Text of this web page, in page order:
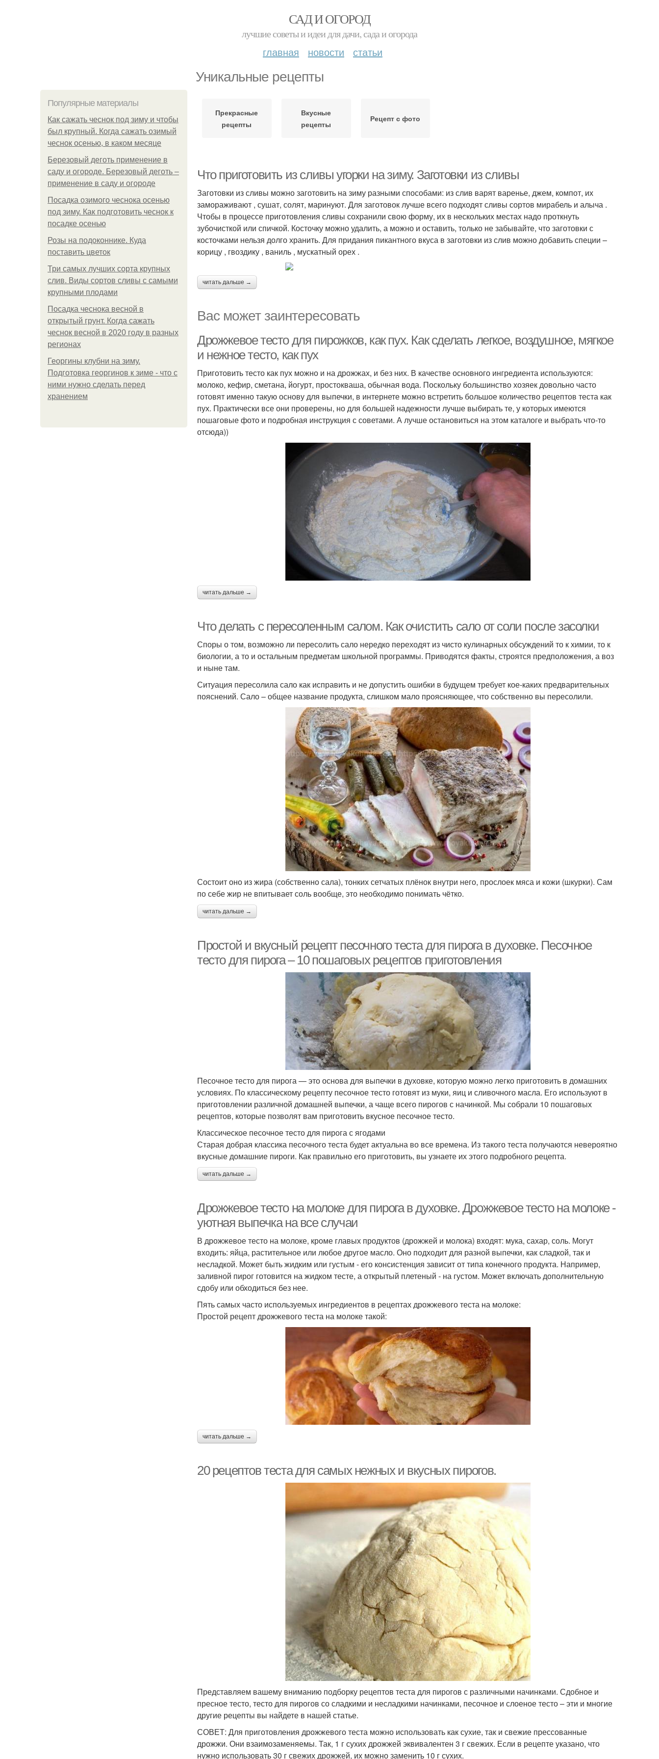
САД И ОГОРОД
лучшие советы и идеи для дачи, сада и огорода
главная новости статьи
Уникальные рецепты
Популярные материалы
Как сажать чеснок под зиму и чтобы
был крупный. Когда сажать озимый
чеснок осенью, в каком месяце
Березовый деготь применение в
саду и огороде. Березовый деготь –
применение в саду и огороде
Посадка озимого чеснока осенью
под зиму. Как подготовить чеснок к
посадке осенью
Розы на подоконнике. Куда
поставить цветок
Три самых лучших сорта крупных
слив. Виды сортов сливы с самыми
крупными плодами
Посадка чеснока весной в
открытый грунт. Когда сажать
чеснок весной в 2020 году в разных
регионах
Георгины клубни на зиму.
Подготовка георгинов к зиме - что с
ними нужно сделать перед
хранением
Прекрасные
рецепты
Вкусные
рецепты
Рецепт с фото
Что приготовить из сливы угорки на зиму. Заготовки из сливы
Заготовки из сливы можно заготовить на зиму разными способами: из слив варят варенье, джем, компот, их
замораживают , сушат, солят, маринуют. Для заготовок лучше всего подходят сливы сортов мирабель и алыча .
Чтобы в процессе приготовления сливы сохранили свою форму, их в нескольких местах надо проткнуть
зубочисткой или спичкой. Косточку можно удалить, а можно и оставить, только не забывайте, что заготовки с
косточками нельзя долго хранить. Для придания пикантного вкуса в заготовки из слив можно добавить специи –
корицу , гвоздику , ваниль , мускатный орех .
читать дальше →
Вас может заинтересовать
Дрожжевое тесто для пирожков, как пух. Как сделать легкое, воздушное, мягкое
и нежное тесто, как пух
Приготовить тесто как пух можно и на дрожжах, и без них. В качестве основного ингредиента используются:
молоко, кефир, сметана, йогурт, простокваша, обычная вода. Поскольку большинство хозяек довольно часто
готовят именно такую основу для выпечки, в интернете можно встретить большое количество рецептов теста как
пух. Практически все они проверены, но для большей надежности лучше выбирать те, у которых имеются
пошаговые фото и подробная инструкция с советами. А лучше остановиться на этом каталоге и выбрать что-то
отсюда))
читать дальше →
Что делать с пересоленным салом. Как очистить сало от соли после засолки
Споры о том, возможно ли пересолить сало нередко переходят из чисто кулинарных обсуждений то к химии, то к
биологии, а то и остальным предметам школьной программы. Приводятся факты, строятся предположения, а воз
и ныне там.
Ситуация пересолила сало как исправить и не допустить ошибки в будущем требует кое-каких предварительных
пояснений. Сало – общее название продукта, слишком мало проясняющее, что собственно вы пересолили.
Состоит оно из жира (собственно сала), тонких сетчатых плёнок внутри него, прослоек мяса и кожи (шкурки). Сам
по себе жир не впитывает соль вообще, это необходимо понимать чётко.
читать дальше →
Простой и вкусный рецепт песочного теста для пирога в духовке. Песочное
тесто для пирога – 10 пошаговых рецептов приготовления
Песочное тесто для пирога — это основа для выпечки в духовке, которую можно легко приготовить в домашних
условиях. По классическому рецепту песочное тесто готовят из муки, яиц и сливочного масла. Его используют в
приготовлении различной домашней выпечки, а чаще всего пирогов с начинкой. Мы собрали 10 пошаговых
рецептов, которые позволят вам приготовить вкусное песочное тесто.
Классическое песочное тесто для пирога с ягодами
Старая добрая классика песочного теста будет актуальна во все времена. Из такого теста получаются невероятно
вкусные домашние пироги. Как правильно его приготовить, вы узнаете их этого подробного рецепта.
читать дальше →
Дрожжевое тесто на молоке для пирога в духовке. Дрожжевое тесто на молоке -
уютная выпечка на все случаи
В дрожжевое тесто на молоке, кроме главых продуктов (дрожжей и молока) входят: мука, сахар, соль. Могут
входить: яйца, растительное или любое другое масло. Оно подходит для разной выпечки, как сладкой, так и
несладкой. Может быть жидким или густым - его консистенция зависит от типа конечного продукта. Например,
заливной пирог готовится на жидком тесте, а открытый плетеный - на густом. Может включать дополнительную
сдобу или обходиться без нее.
Пять самых часто используемых ингредиентов в рецептах дрожжевого теста на молоке:
Простой рецепт дрожжевого теста на молоке такой:
читать дальше →
20 рецептов теста для самых нежных и вкусных пирогов.
Представляем вашему вниманию подборку рецептов теста для пирогов с различными начинками. Сдобное и
пресное тесто, тесто для пирогов со сладкими и несладкими начинками, песочное и слоеное тесто – эти и многие
другие рецепты вы найдете в нашей статье.
СОВЕТ: Для приготовления дрожжевого теста можно использовать как сухие, так и свежие прессованные
дрожжи. Они взаимозаменяемы. Так, 1 г сухих дрожжей эквивалентен 3 г свежих. Если в рецепте указано, что
нужно использовать 30 г свежих дрожжей, их можно заменить 10 г сухих.